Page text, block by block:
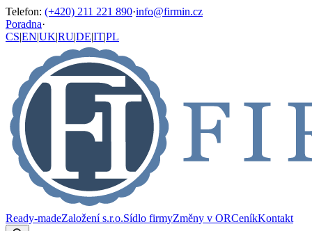
Telefon: (+420) 211 221 890·info@firmin.cz
Poradna·
CS|EN|UK|RU|DE|IT|PL
Ready-madeZaložení s.r.o.Sídlo firmyZměny v ORCeníkKontakt